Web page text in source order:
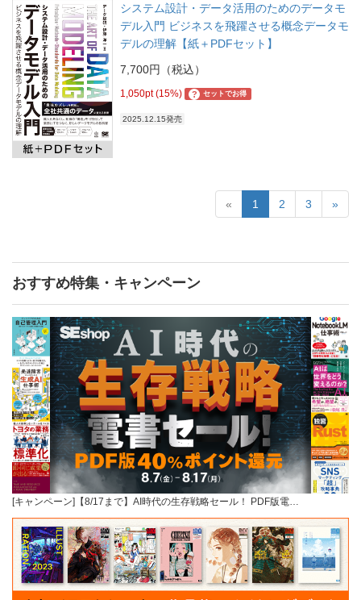
システム設計・データ活用のためのデータモ
デル入門 ビジネスを飛躍させる概念データモ
デルの理解【紙＋PDFセット】
7,700円（税込）
1,050pt (15%) ? セットでお得
2025.12.15発売
« 1 2 3 »
おすすめ特集・キャンペーン
[キャンペーン]【8/17まで】AI時代の生存戦略セール！ PDF版電…